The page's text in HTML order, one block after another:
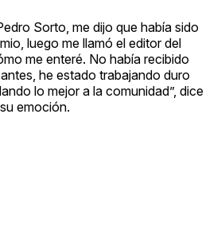
Sorto, me dijo que había sido
luego me llamó el editor del
me enteré. No había recibido
he estado trabajando duro
lo mejor a la comunidad”, dice
emoción.